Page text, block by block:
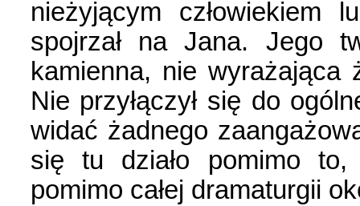
nieżyjącym człowiekiem
spojrzał na Jana. Jego
kamienna, nie
Nie przyłączył się do
widać żadnego
się tu działo pomimo
pomimo całej dramaturgii